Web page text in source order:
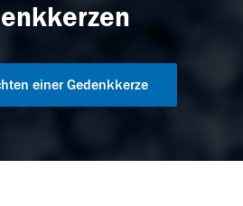
einer Gedenkkerze